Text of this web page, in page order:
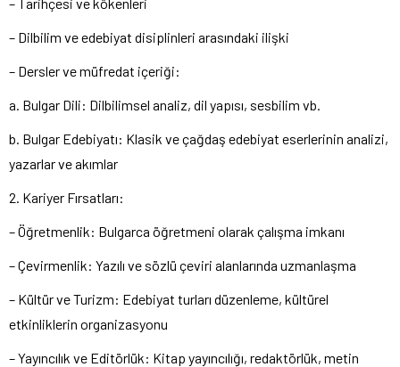
– Dilbilim ve edebiyat disiplinleri arasındaki ilişki
– Dersler ve müfredat içeriği:
a. Bulgar Dili: Dilbilimsel analiz, dil yapısı, sesbilim vb.
b. Bulgar Edebiyatı: Klasik ve çağdaş edebiyat eserlerinin analizi,
yazarlar ve akımlar
2. Kariyer Fırsatları:
– Öğretmenlik: Bulgarca öğretmeni olarak çalışma imkanı
– Çevirmenlik: Yazılı ve sözlü çeviri alanlarında uzmanlaşma
– Kültür ve Turizm: Edebiyat turları düzenleme, kültürel
etkinliklerin organizasyonu
– Yayıncılık ve Editörlük: Kitap yayıncılığı, redaktörlük, metin